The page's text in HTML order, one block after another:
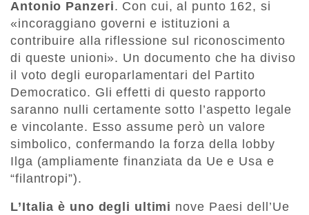
Antonio Panzeri. Con cui, al punto 162, si
«incoraggiano governi e istituzioni a
contribuire alla riflessione sul riconoscimento
di queste unioni». Un documento che ha diviso
il voto degli europarlamentari del Partito
Democratico. Gli effetti di questo rapporto
saranno nulli certamente sotto l’aspetto legale
e vincolante. Esso assume però un valore
simbolico, confermando la forza della lobby
Ilga (ampliamente finanziata da Ue e Usa e
“filantropi”).
L’Italia è uno degli ultimi nove Paesi dell’Ue